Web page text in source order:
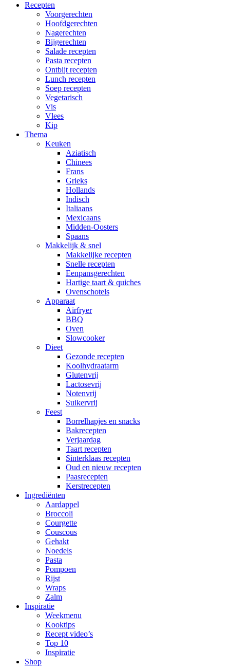
Recepten
Voorgerechten
Hoofdgerechten
Nagerechten
Bijgerechten
Salade recepten
Pasta recepten
Ontbijt recepten
Lunch recepten
Soep recepten
Vegetarisch
Vis
Vlees
Kip
Thema
Keuken
Aziatisch
Chinees
Frans
Grieks
Hollands
Indisch
Italiaans
Mexicaans
Midden-Oosters
Spaans
Makkelijk & snel
Makkelijke recepten
Snelle recepten
Eenpansgerechten
Hartige taart & quiches
Ovenschotels
Apparaat
Airfryer
BBQ
Oven
Slowcooker
Dieet
Gezonde recepten
Koolhydraatarm
Glutenvrij
Lactosevrij
Notenvrij
Suikervrij
Feest
Borrelhapjes en snacks
Bakrecepten
Verjaardag
Taart recepten
Sinterklaas recepten
Oud en nieuw recepten
Paasrecepten
Kerstrecepten
Ingrediënten
Aardappel
Broccoli
Courgette
Couscous
Gehakt
Noedels
Pasta
Pompoen
Rijst
Wraps
Zalm
Inspiratie
Weekmenu
Kooktips
Recept video’s
Top 10
Inspiratie
Shop